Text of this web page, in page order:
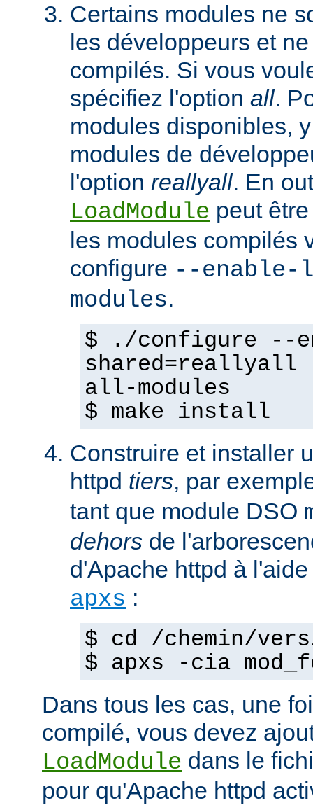
Certains modules ne
les développeurs et
compilés. Si vous
spécifiez l'option all.
modules disponibles,
modules de
l'option reallyall. En
LoadModule peut
les modules compilés
configure --
modules.
$ ./configure --
shared=reallyall
all-modules
$ make install
Construire et installer
httpd tiers, par
tant que module DSO
dehors de
d'Apache httpd à
apxs :
$ cd /chemin/
$ apxs -cia
Dans tous les cas, une
compilé, vous devez
LoadModule dans le
pour qu'Apache httpd